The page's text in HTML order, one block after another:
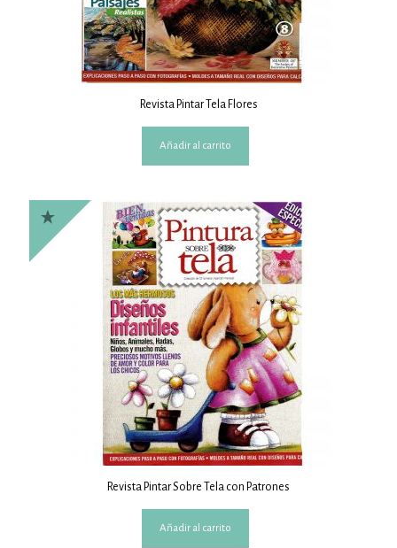
Revista Pintar Tela Flores
Añadir al carrito
Revista Pintar Sobre Tela con Patrones
Añadir al carrito